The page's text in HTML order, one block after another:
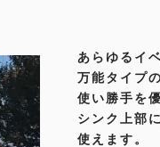
あらゆるイ
万能タイプ
使い勝手を
シンク上部
使えます。
会社概要
お知らせ